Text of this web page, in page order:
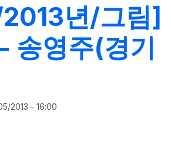
년/그림]
송영주(경기
2013 - 16:00
수상 - 송영주(경기초6)에 대해